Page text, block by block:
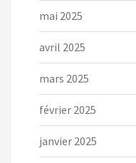
mai 2025
avril 2025
mars 2025
février 2025
janvier 2025